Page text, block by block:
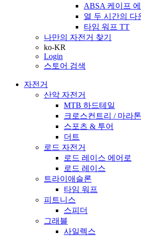
ABSA 케이프
열 두 시간의 다
타임 워프 TT
나만의 자전거 찾기
ko-KR
Login
스토어 검색
자전거
산악 자전거
MTB 하드테일
크로스컨트리 / 마라톤
스포츠 & 투어
더트
로드 자전거
로드 레이스 에어로
로드 레이스
트라이애슬론
타임 워프
피트니스
스피더
그래블
사일렉스